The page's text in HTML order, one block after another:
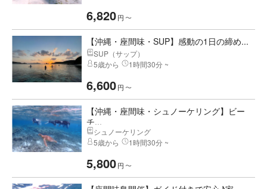
6,820円 〜
【沖縄・座間味・SUP】感動の1日の締め...
SUP（サップ）
5歳から
1時間30分 ~
6,600円 〜
【沖縄・座間味・シュノーケリング】ビー
チ...
シュノーケリング
5歳から
1時間30分 ~
5,800円 〜